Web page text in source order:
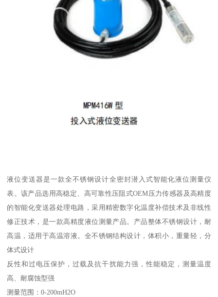
液位变送器是一款全不锈钢设计全密封潜入式智能化液位测量仪
表。该产品选用高稳定、高可靠性压阻式OEM压力传感器及高精度
的智能化变送器处理电路，采用精密数字化温度补偿技术及非线性
修正技术，是一款高精度液位测量产品。产品整体不锈钢设计，耐
高温，适用于高温溶液。全不锈钢结构设计，体积小，重量轻，分
体式设计
反性和过电压保护，过载及抗干扰能力强，性能稳定，测量温度
高、耐腐蚀型强
测量范围：0-200mH2O